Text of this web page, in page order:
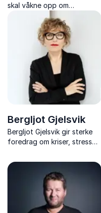
skal våkne opp om
får jeg til"
Bergljot Gjelsvik
Bergljot Gjelsvik gir sterke
foredrag om kriser, stress
som oppleves uutholdelig.